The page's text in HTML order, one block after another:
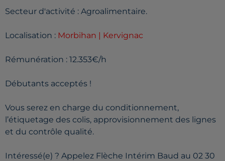
Secteur d'activité : Agroalimentaire.
Localisation : Morbihan | Kervignac
Rémunération : 12.353€/h
Débutants acceptés !
Vous serez en charge du conditionnement,
l’étiquetage des colis, approvisionnement des lignes
et du contrôle qualité.
Intéressé(e) ? Appelez Flèche Intérim Baud au 02 30